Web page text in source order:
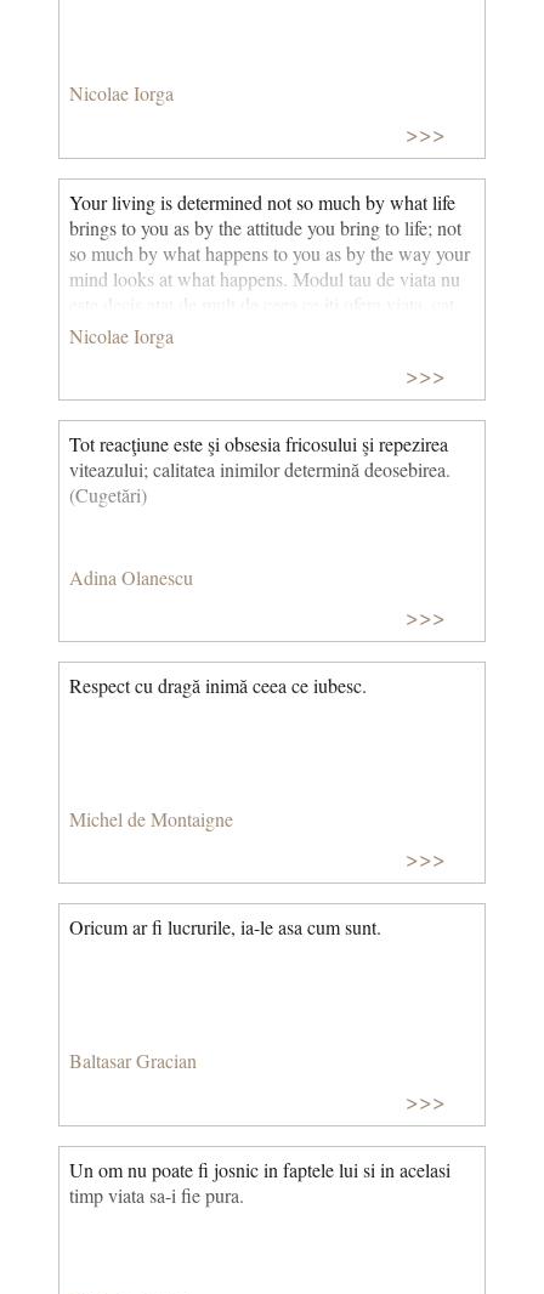
Nicolae Iorga
>>>
Your living is determined not so much by what life
brings to you as by the attitude you bring to life; not
so much by what happens to you as by the way your
mind looks at what happens. Modul tau de viata nu
de atitudinea pe care o ai in viata; nu atat de mult de
ceea ce ti se intampla, cat de modul in care mintea ta
analizeaza ceea ce se intampla. John Homer Miller
Nicolae Iorga
>>>
Tot reacţiune este şi obsesia fricosului şi repezirea
viteazului; calitatea inimilor determină deosebirea.
(Cugetări)
Adina Olanescu
>>>
Respect cu dragă inimă ceea ce iubesc.
Michel de Montaigne
>>>
Oricum ar fi lucrurile, ia-le asa cum sunt.
Baltasar Gracian
>>>
Un om nu poate fi josnic in faptele lui si in acelasi
timp viata sa-i fie pura.